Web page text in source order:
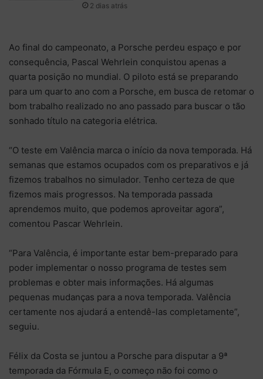
2 dias atrás
Ao final do campeonato, a Porsche perdeu espaço e por
consequência, Pascal Wehrlein conquistou apenas a
quarta posição no mundial. O piloto está se preparando
para um quarto ano com a Porsche, em busca de retomar o
bom trabalho realizado no ano passado para buscar o tão
sonhado título na categoria elétrica.
“O teste em Valência marca o início da nova temporada. Há
semanas que estamos ocupados com os preparativos e já
fizemos trabalhos no simulador. Tenho certeza de que
fizemos mais progressos. Na temporada passada
aprendemos muito, que podemos aproveitar agora”,
comentou Pascar Wehrlein.
“Para Valência, é importante estar bem-preparado para
poder implementar o nosso programa de testes sem
problemas e obter mais informações. Há algumas
pequenas mudanças para a nova temporada. Valência
certamente nos ajudará a entendê-las completamente”,
seguiu.
Félix da Costa se juntou a Porsche para disputar a 9ª
temporada da Fórmula E, o começo não foi como o